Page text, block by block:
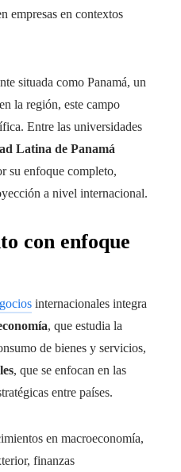
empresas en contextos
situada como Panamá, un
la región, este campo
Entre las universidades
Latina de Panamá
su enfoque completo,
a nivel internacional.
con enfoque
internacionales integra
, que estudia la
de bienes y servicios,
, que se enfocan en las
entre países.
en macroeconomía,
finanzas